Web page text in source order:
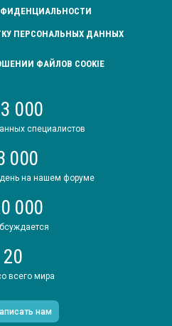
ПЕРСОНАЛЬНЫХ ДАННЫХ
ФАЙЛОВ COOKIE
000
специалистов
000
на нашем форуме
000
20
всего мира
нам